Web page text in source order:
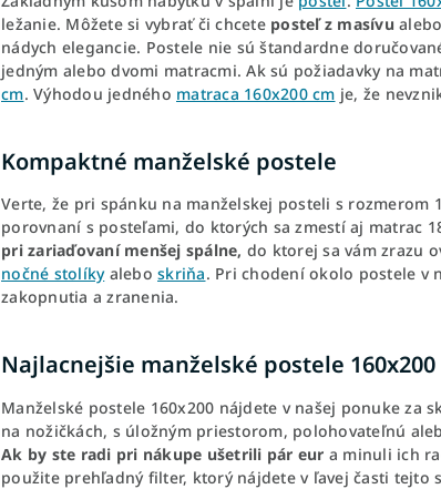
ležanie. Môžete si vybrať či chcete posteľ z masívu alebo
nádych elegancie. Postele nie sú štandardne
jedným alebo dvomi matracmi. Ak sú požiadavky na
cm. Výhodou jedného matraca 160x200 cm je, že
Kompaktné manželské postele
Verte, že pri spánku na manželskej posteli s rozmerom
porovnaní s posteľami, do ktorých sa zmestí aj matrac
pri zariaďovaní menšej spálne, do ktorej sa vám zrazu
nočné stolíkyalebo skriňa. Pri chodení okolo postele v
zakopnutia a zranenia.
Najlacnejšie manželské postele 160x200
Manželské postele 160x200 nájdete v našej ponuke za
na nožičkách, s úložným priestorom, polohovateľnú
Ak by ste radi pri nákupe ušetrili pár eur a minuli ich
použite prehľadný filter, ktorý nájdete v ľavej časti tejto